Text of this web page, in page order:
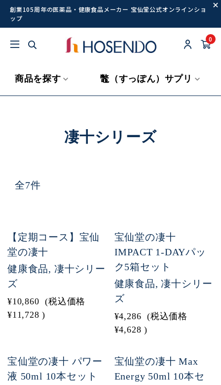
創業105周年の医薬品・健康食品メーカー 宝仙堂公式オンラインショ
ップ
0
商品を探す 鼈（すっぽん）サプリ
凄十シリーズ
全7件
【定期コース】宝仙
堂の凄十
健康食品, 凄十シリー
ズ
¥10,860 (税込価格
¥11,728 )
宝仙堂の凄十
IMPACT 1-DAYパッ
ク5箱セット
健康食品, 凄十シリー
ズ
¥4,286 (税込価格
¥4,628 )
宝仙堂の凄十 パワー
液 50ml 10本セット
宝仙堂の凄十 Max
Energy 50ml 10本セ